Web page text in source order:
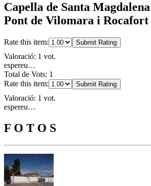
Capella de Santa
Pont de Vilomara i Rocafort
Rate this item: Submit Rating
Valoració: 1 vot.
espereu…
Total de Vots: 1
Rate this item:
Submit Rating
Valoració: 1 vot.
espereu…
F O T O S